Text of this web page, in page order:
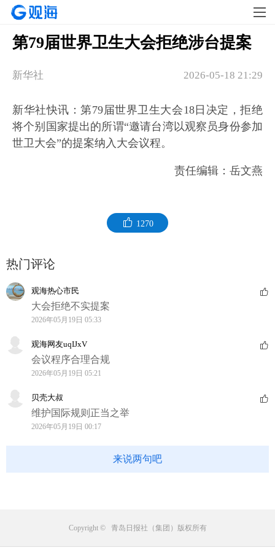
第79届世界卫生大会拒绝涉台提案
2026-05-18 21:29
新华社
新华社快讯：第79届世界卫生大会18日决定，拒绝
将个别国家提出的所谓“邀请台湾以观察员身份参加
世卫大会”的提案纳入大会议程。
责任编辑：岳文燕
1270
热门评论
观海热心市民
大会拒绝不实提案
2026年05月19日 05:33
观海网友uqIJxV
会议程序合理合规
2026年05月19日 05:21
贝壳大叔
维护国际规则正当之举
2026年05月19日 00:17
来说两句吧
Copyright © 青岛日报社（集团）版权所有